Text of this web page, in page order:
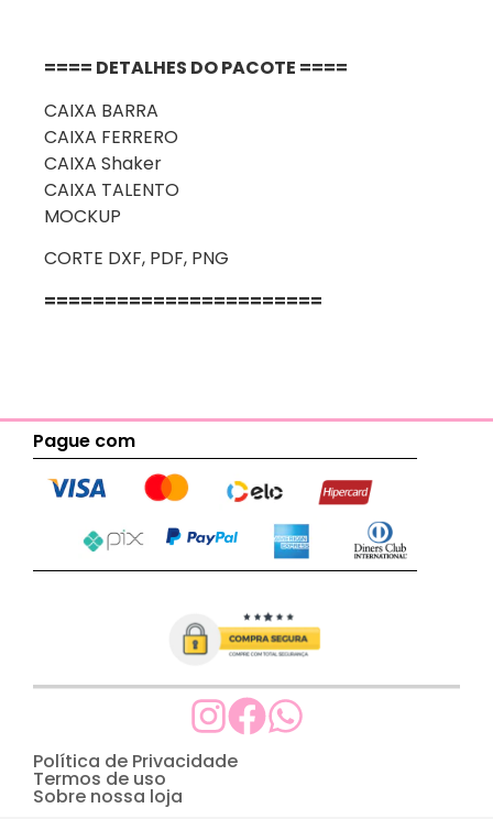
==== DETALHES DO PACOTE ====
CAIXA BARRA
CAIXA FERRERO
CAIXA Shaker
CAIXA TALENTO
MOCKUP
CORTE DXF, PDF, PNG
=======================
Pague com
Política de Privacidade
Termos de uso
Sobre nossa loja